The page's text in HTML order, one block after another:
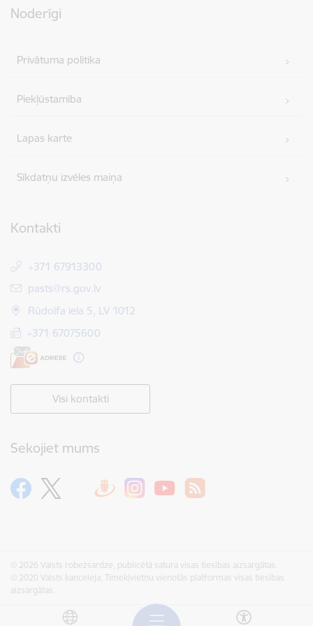
Noderīgi
Privātuma politika
Piekļūstamība
Lapas karte
Sīkdatņu izvēles maiņa
Kontakti
+371 67913300
E-pasts:
pasts@rs.gov.lv
Rūdolfa iela 5, LV 1012
+371 67075600
Visi kontakti
Sekojiet mums
© 2026 Valsts robežsardze, publicētā satura visas tiesības aizsargātas.
© 2020 Valsts kanceleja, Tīmekļvietņu vienotās platformas visas tiesības
aizsargātas.